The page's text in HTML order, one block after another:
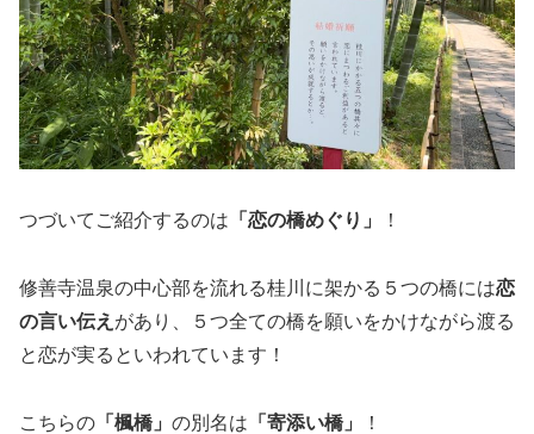
つづいてご紹介するのは 「恋の橋めぐり」 ！
修善寺温泉の中心部を流れる桂川に架かる５つの橋には恋
の言い伝え があり、５つ全ての橋を願いをかけながら渡る
と恋が実るといわれています！
こちらの 「楓橋」 の別名は 「寄添い橋」 ！